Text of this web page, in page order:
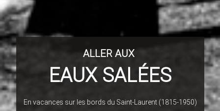
ALLER AUX
EAUX SALÉES
En vacances sur les bords du Saint-Laurent (1815-1950)